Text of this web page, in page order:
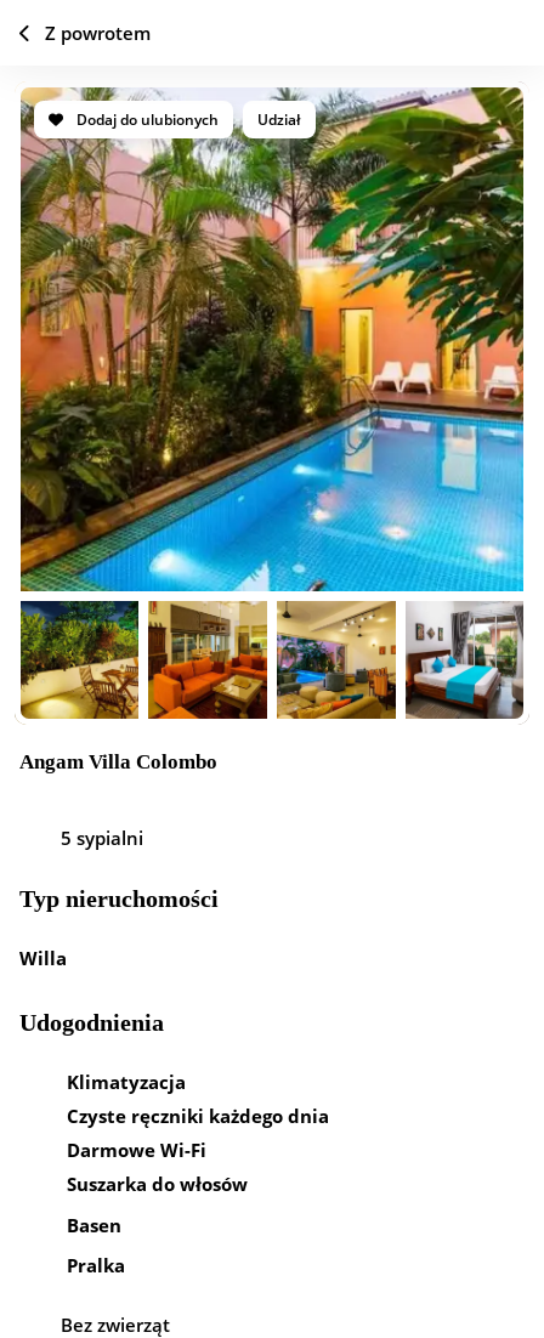
Dodaj do ulubionych Udział
Angam Villa Colombo
5 sypialni
Typ nieruchomości
Willa
Udogodnienia
Klimatyzacja
Czyste ręczniki każdego dnia
Darmowe Wi-Fi
Suszarka do włosów
Basen
Pralka
Bez zwierząt
Z powrotem